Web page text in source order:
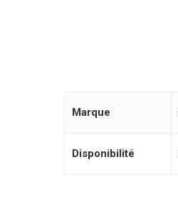
Marque
Disponibilité